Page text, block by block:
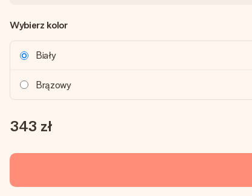
Wybierz kolor
Biały
Brązowy
343 zł